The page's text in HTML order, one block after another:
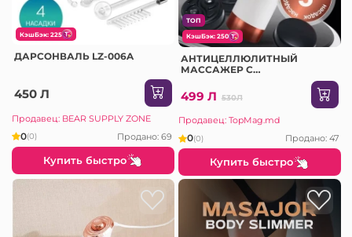
КэшБэк: 225
ДАРСОНВАЛЬ LZ-006A
450 Л
Продавец: BEAR SUPPLY ZONE
0(0) Продано: 69
Купить быстро
ТОП
КэшБэк: 250
АНТИЦЕЛЛЮЛИТНЫЙ
МАССАЖЕР С
НАСАДОК
499 Л 530Л
Продавец: TopMag.md
0(0) Продано: 47
Купить быстро